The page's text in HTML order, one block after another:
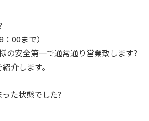
00まで）
の安全第一で通常通り営業致します?
介します。
た状態でした?